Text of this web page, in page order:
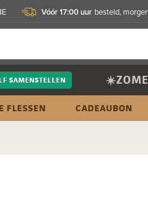
Vóór 17:00 uur besteld,
SAMENSTELLEN
FLESSEN CADEAUBON